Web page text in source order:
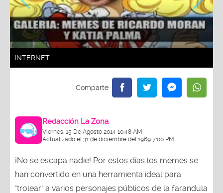
INTERNET
Redacción La Zona
Viernes, 15 De Agosto 2014 10:48 AM
Actualizado el 31 de diciembre del 1969 7:00 PM
¡No se escapa nadie! Por estos días los memes se
han convertido en una herramienta ideal para
"trolear" a varios personajes públicos de la farandula